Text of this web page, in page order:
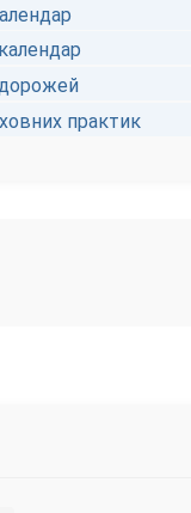
практик